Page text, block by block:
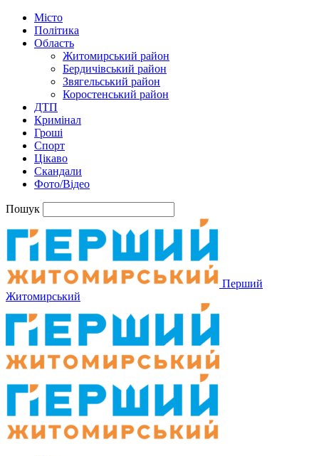
Місто
Політика
Область
Житомирський район
Бердичівський район
Звягельський район
Коростенський район
ДТП
Кримінал
Гроші
Спорт
Цікаво
Скандали
Фото/Відео
Пошук
Перший
Житомирський